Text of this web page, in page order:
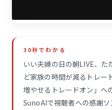
30秒でわかる
いい夫婦の日の朝LIVE、
ど家族の時間が減るトレー
増やせるトレードオン」へ
SunoAIで視聴者への感謝ソ